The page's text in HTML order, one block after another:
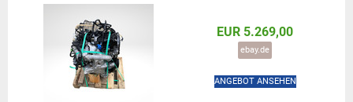
EUR 5.269,00
ebay.de
ANGEBOT ANSEHEN